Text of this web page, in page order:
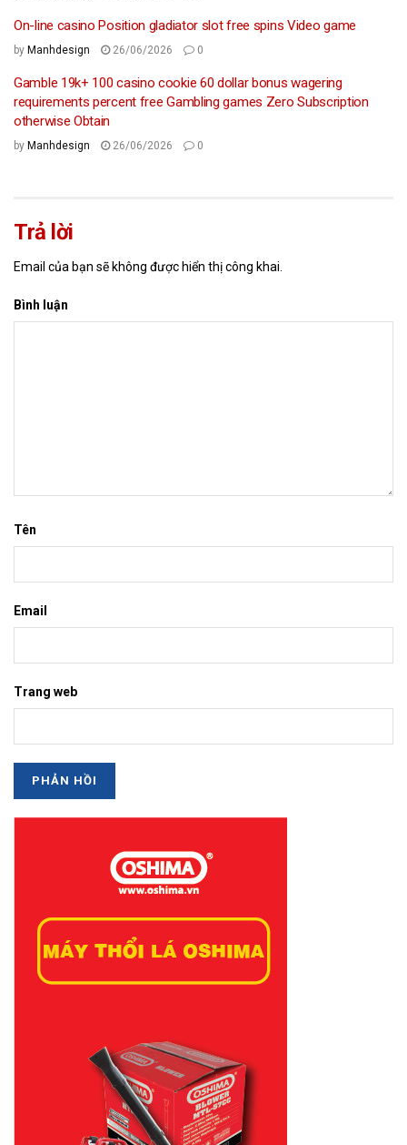
On-line casino Position gladiator slot free spins Video game
by Manhdesign 26/06/2026 0
Gamble 19k+ 100 casino cookie 60 dollar bonus wagering
requirements percent free Gambling games Zero Subscription
otherwise Obtain
by Manhdesign 26/06/2026 0
Trả lời
Email của bạn sẽ không được hiển thị công khai.
Bình luận
Tên
Email
Trang web